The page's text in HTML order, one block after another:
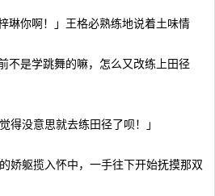
你啊！」王格必熟练地说着土味情
不是学跳舞的嘛，怎么又改练上田径
没意思就去练田径了呗！」
娇躯揽入怀中，一手往下开始抚摸那双